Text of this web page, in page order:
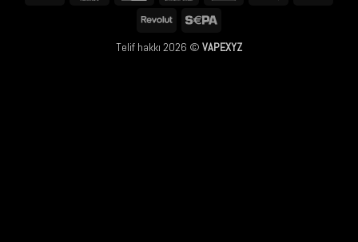
Revolut
Telif hakkı 2026 © VAPEXYZ